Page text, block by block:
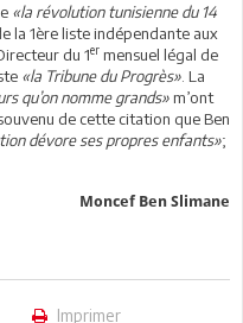
«la révolution tunisienne du 14
la 1ère liste indépendante aux
du 1er mensuel légal de
«la Tribune du Progrès» . La
qu’on nomme grands»m’ont
de cette citation que Ben
dévore ses propres enfants»;
Moncef Ben Slimane
Imprimer